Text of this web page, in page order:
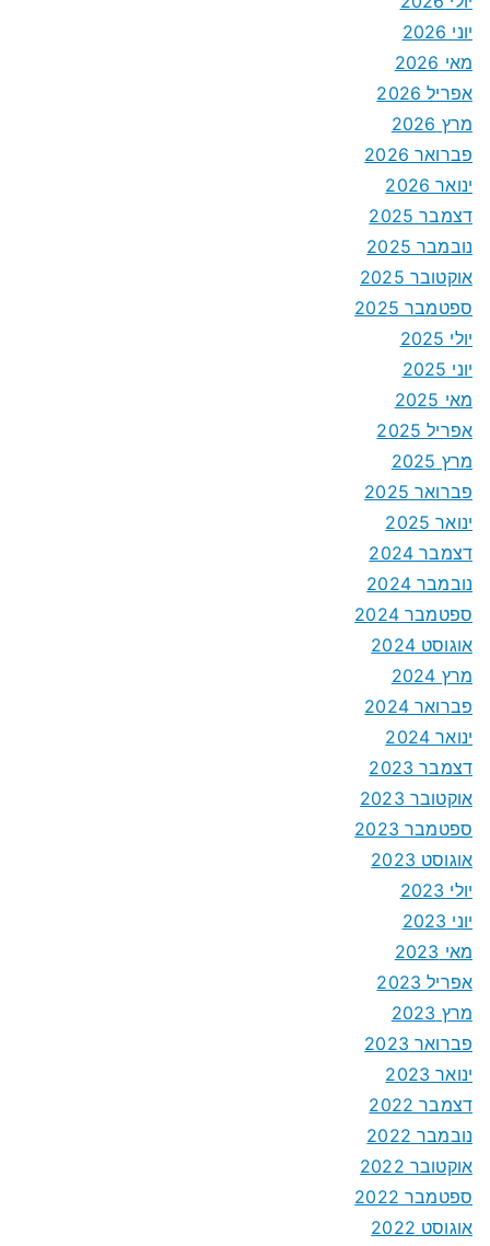
יוני 2026
מאי 2026
אפריל 2026
מרץ 2026
פברואר 2026
ינואר 2026
דצמבר 2025
נובמבר 2025
אוקטובר 2025
ספטמבר 2025
יולי 2025
יוני 2025
מאי 2025
אפריל 2025
מרץ 2025
פברואר 2025
ינואר 2025
דצמבר 2024
נובמבר 2024
ספטמבר 2024
אוגוסט 2024
מרץ 2024
פברואר 2024
ינואר 2024
דצמבר 2023
אוקטובר 2023
ספטמבר 2023
אוגוסט 2023
יולי 2023
יוני 2023
מאי 2023
אפריל 2023
מרץ 2023
פברואר 2023
ינואר 2023
דצמבר 2022
נובמבר 2022
אוקטובר 2022
ספטמבר 2022
אוגוסט 2022